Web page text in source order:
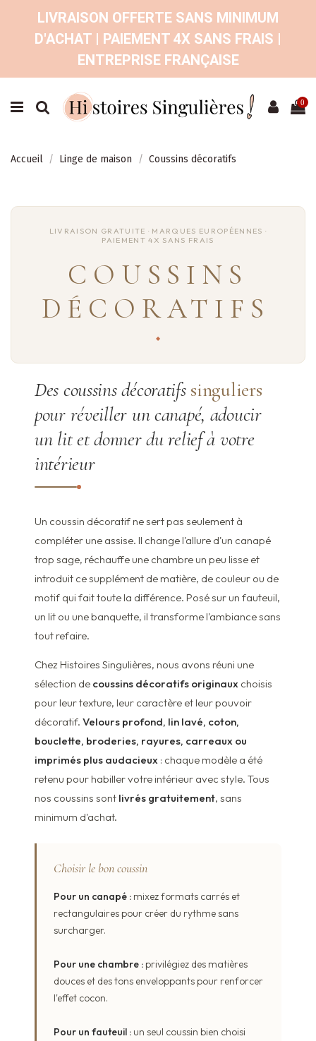
LIVRAISON OFFERTE SANS MINIMUM
D'ACHAT | PAIEMENT 4X SANS FRAIS |
ENTREPRISE FRANÇAISE
0
Accueil Linge de maison Coussins décoratifs
COUSSINS
DÉCORATIFS
Des coussins décoratifs singuliers
pour réveiller un canapé, adoucir
un lit et donner du relief à votre
intérieur
Un coussin décoratif ne sert pas seulement à
compléter une assise. Il change l'allure d'un canapé
trop sage, réchauffe une chambre un peu lisse et
introduit ce supplément de matière, de couleur ou de
motif qui fait toute la différence. Posé sur un fauteuil,
un lit ou une banquette, il transforme l'ambiance sans
tout refaire.
Chez Histoires Singulières, nous avons réuni une
sélection de coussins décoratifs originaux choisis
pour leur texture, leur caractère et leur pouvoir
décoratif. Velours profond, lin lavé, coton,
bouclette, broderies, rayures, carreaux ou
imprimés plus audacieux : chaque modèle a été
retenu pour habiller votre intérieur avec style. Tous
nos coussins sont livrés gratuitement, sans
minimum d'achat.
Choisir le bon coussin
Pour un canapé : mixez formats carrés et
rectangulaires pour créer du rythme sans
surcharger.
Pour une chambre :privilégiez des matières
douces et des tons enveloppants pour renforcer
l'effet cocon.
Pour un fauteuil : un seul coussin bien choisi